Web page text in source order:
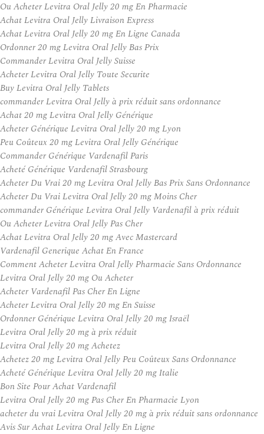
Ou Acheter Levitra Oral Jelly 20 mg En Pharmacie
Achat Levitra Oral Jelly Livraison Express
Achat Levitra Oral Jelly 20 mg En Ligne Canada
Ordonner 20 mg Levitra Oral Jelly Bas Prix
Commander Levitra Oral Jelly Suisse
Acheter Levitra Oral Jelly Toute Securite
Buy Levitra Oral Jelly Tablets
commander Levitra Oral Jelly à prix réduit sans ordonnance
Achat 20 mg Levitra Oral Jelly Générique
Acheter Générique Levitra Oral Jelly 20 mg Lyon
Peu Coûteux 20 mg Levitra Oral Jelly Générique
Commander Générique Vardenafil Paris
Acheté Générique Vardenafil Strasbourg
Acheter Du Vrai 20 mg Levitra Oral Jelly Bas Prix Sans Ordonnance
Acheter Du Vrai Levitra Oral Jelly 20 mg Moins Cher
commander Générique Levitra Oral Jelly Vardenafil à prix réduit
Ou Acheter Levitra Oral Jelly Pas Cher
Achat Levitra Oral Jelly 20 mg Avec Mastercard
Vardenafil Generique Achat En France
Comment Acheter Levitra Oral Jelly Pharmacie Sans Ordonnance
Levitra Oral Jelly 20 mg Ou Acheter
Acheter Vardenafil Pas Cher En Ligne
Acheter Levitra Oral Jelly 20 mg En Suisse
Ordonner Générique Levitra Oral Jelly 20 mg Israël
Levitra Oral Jelly 20 mg à prix réduit
Levitra Oral Jelly 20 mg Achetez
Achetez 20 mg Levitra Oral Jelly Peu Coûteux Sans Ordonnance
Acheté Générique Levitra Oral Jelly 20 mg Italie
Bon Site Pour Achat Vardenafil
Levitra Oral Jelly 20 mg Pas Cher En Pharmacie Lyon
acheter du vrai Levitra Oral Jelly 20 mg à prix réduit sans ordonnance
Avis Sur Achat Levitra Oral Jelly En Ligne